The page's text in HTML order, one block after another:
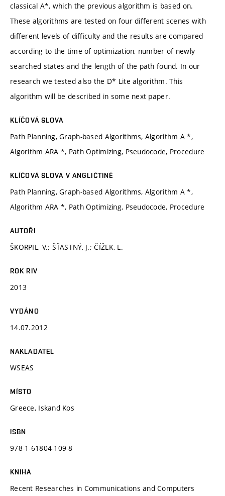
classical A*, which the previous algorithm is based on.
These algorithms are tested on four different scenes with
different levels of difficulty and the results are compared
according to the time of optimization, number of newly
searched states and the length of the path found. In our
research we tested also the D* Lite algorithm. This
algorithm will be described in some next paper.
KLÍČOVÁ SLOVA
Path Planning, Graph-based Algorithms, Algorithm A *,
Algorithm ARA *, Path Optimizing, Pseudocode, Procedure
KLÍČOVÁ SLOVA V ANGLIČTINĚ
Path Planning, Graph-based Algorithms, Algorithm A *,
Algorithm ARA *, Path Optimizing, Pseudocode, Procedure
AUTOŘI
ŠKORPIL, V.; ŠŤASTNÝ, J.; ČÍŽEK, L.
ROK RIV
2013
VYDÁNO
14.07.2012
NAKLADATEL
WSEAS
MÍSTO
Greece, Iskand Kos
ISBN
978-1-61804-109-8
KNIHA
Recent Researches in Communications and Computers